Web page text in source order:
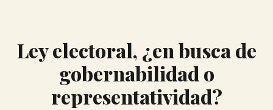
Ley electoral, ¿en busca de
gobernabilidad o
representatividad?